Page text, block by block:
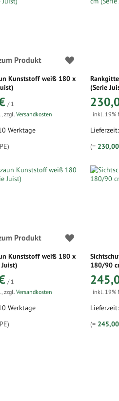
Produkt
Kunststoff weiß 180 x
/ 1
, zzgl. Versandkosten
Werktage
(Serie
inkl. 19%
(=
Produkt
Kunststoff weiß 180 x
/ 1
, zzgl. Versandkosten
Werktage
180/90
inkl. 19%
(=